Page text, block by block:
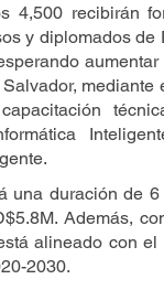
4,500 recibirán
y diplomados de
mediante
una duración de
Además,
alineado con
2030.